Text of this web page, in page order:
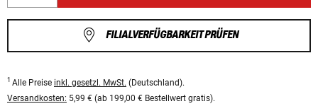
FILIALVERFÜGBARKEIT PRÜFEN
1 Alle Preise inkl. gesetzl. MwSt. (Deutschland).
Versandkosten: 5,99 € (ab 199,00 € Bestellwert gratis).